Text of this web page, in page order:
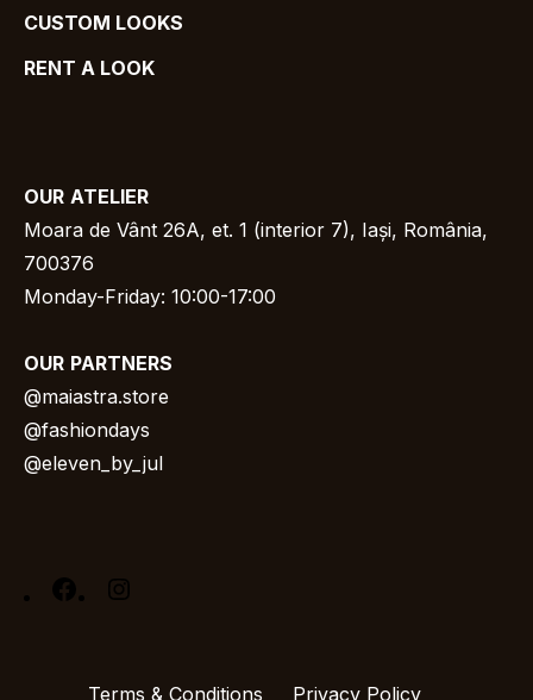
CUSTOM LOOKS
RENT A LOOK
OUR ATELIER
Moara de Vânt 26A, et. 1 (interior 7), Iași, România,
700376
Monday-Friday: 10:00-17:00
OUR PARTNERS
@maiastra.store
@fashiondays
@eleven_by_jul
Facebook
Terms & Conditions Privacy Policy